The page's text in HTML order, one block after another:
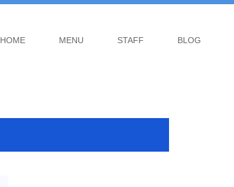
HOME MENU STAFF BLOG